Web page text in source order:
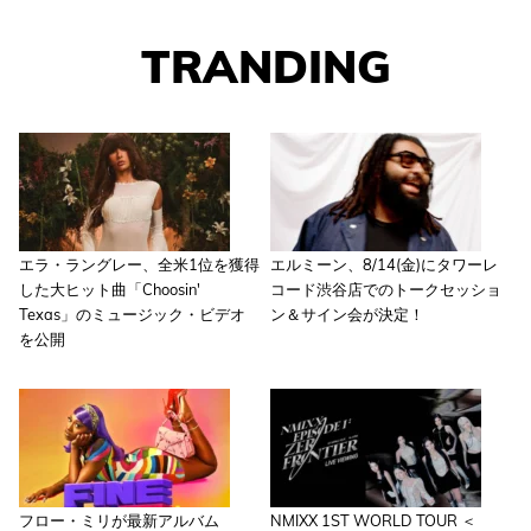
TRANDING
エラ・ラングレー、全米1位を獲得
した大ヒット曲「Choosin'
Texas」のミュージック・ビデオ
を公開
エルミーン、8/14(金)にタワーレ
コード渋谷店でのトークセッショ
ン＆サイン会が決定！
フロー・ミリが最新アルバム NMIXX 1ST WORLD TOUR ＜